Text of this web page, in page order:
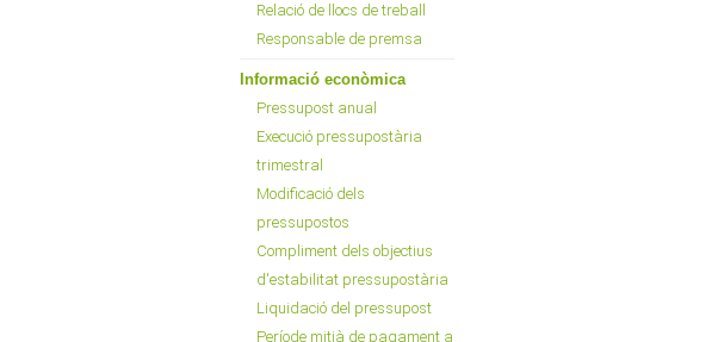
Relació de llocs de treball
Responsable de premsa
Informació econòmica
Pressupost anual
Execució pressupostària
trimestral
Modificació dels
pressupostos
Compliment dels objectius
d'estabilitat pressupostària
Liquidació del pressupost
Període mitjà de pagament a